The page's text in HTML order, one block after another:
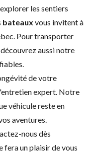
les sentiers
bateaux vous invitent à
Pour transporter
aussi notre
de votre
expert. Notre
véhicule reste en
aventures.
nous dès
fera un plaisir de vous